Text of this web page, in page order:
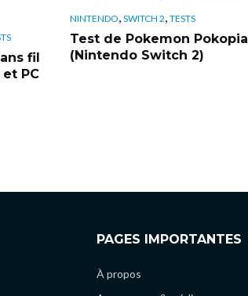
fil
PC
NINTENDO, SWITCH 2, TESTS
Test de Pokemon Pokopia
(Nintendo Switch 2)
PAGES IMPORTANTES
À propos